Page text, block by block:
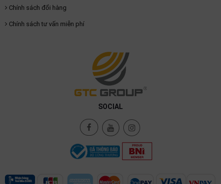
Chính sách đổi hàng
Chính sách tư vấn miễn phí
SOCIAL